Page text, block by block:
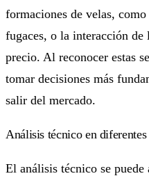
formaciones de velas,
fugaces, o la interacción de
precio. Al reconocer estas
tomar decisiones más
salir del mercado.
Análisis técnico en
El análisis técnico se